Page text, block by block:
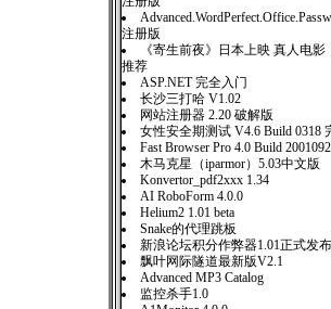
注册版
《寄生前夜》日本上映 真人电影
推荐
ASP.NET 完全入门
长沙三打哈 V1.02
网站注册器 2.20 破解版
女性安全期测试 V4.6 Build 0318
Fast Browser Pro 4.0 Build
木马克星（iparmor）5.03中文版
Konvertor_pdf2xxx 1.34
AI RoboForm 4.0.0
Helium2 1.01 beta
Snake的代理跳板
新浪论坛积分作弊器1.01正式发
飘叶网际隧道最新版V2.1
Advanced MP3 Catalog
监控杀手1.0